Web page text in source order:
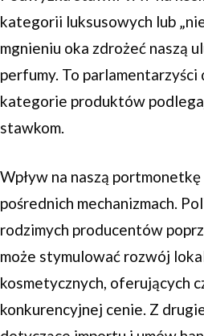
kategorii luksusowych lub
mgnieniu oka zdrożeć naszą
perfumy. To
kategorie produktów
stawkom.
Wpływ na naszą
pośrednich mechanizmach.
rodzimych producentów
może stymulować rozwój
kosmetycznych, oferujących
konkurencyjnej cenie. Z